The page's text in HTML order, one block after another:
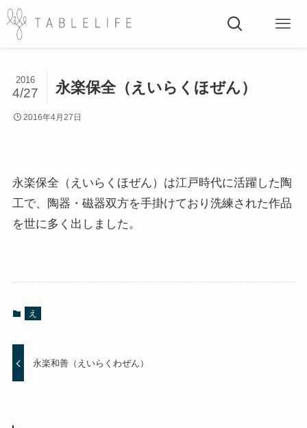
永楽保全（えいらくほぜん）
2016
4/27
2016年4月27日
永楽保全（えいらくほぜん）は江戸時代に活躍した陶
工で、陶器・磁器双方を手掛けており洗練された作品
を世に多く出しました。
え
永楽和善（えいらくわぜん）